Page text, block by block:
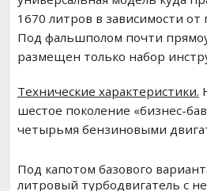
1670 литров в зависимости от
Под фальшполом почти
размещен только набор
Технические характеристики.
шестое поколение «бизнес-
четырьмя бензиновыми
Под капотом базового
литровый турбодвигатель с